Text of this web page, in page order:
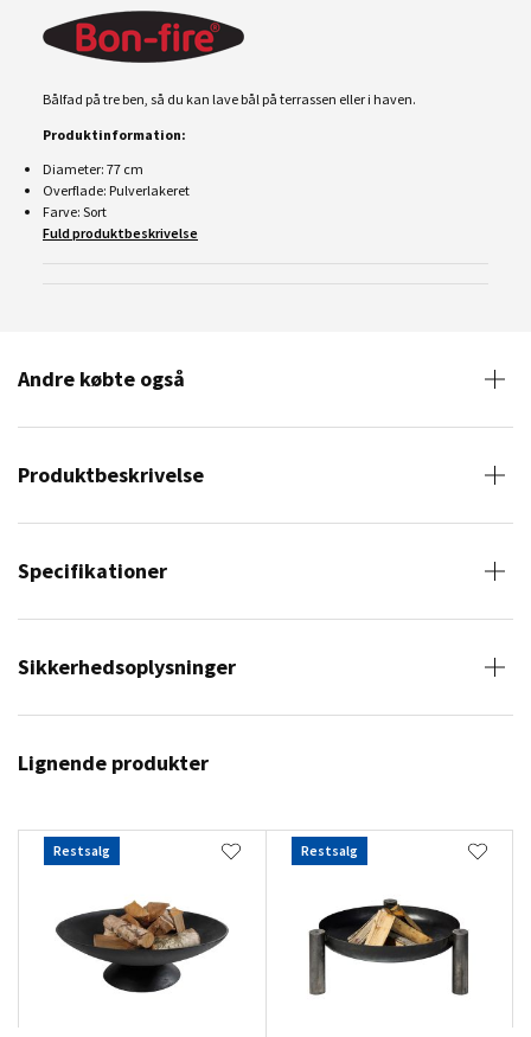
Bålfad på tre ben, så du kan lave bål på terrassen eller i haven.
Produktinformation:
Diameter: 77 cm
Overflade: Pulverlakeret
Farve: Sort
Fuld produktbeskrivelse
Andre købte også
Produktbeskrivelse
Specifikationer
Sikkerhedsoplysninger
Lignende produkter
Restsalg Restsalg